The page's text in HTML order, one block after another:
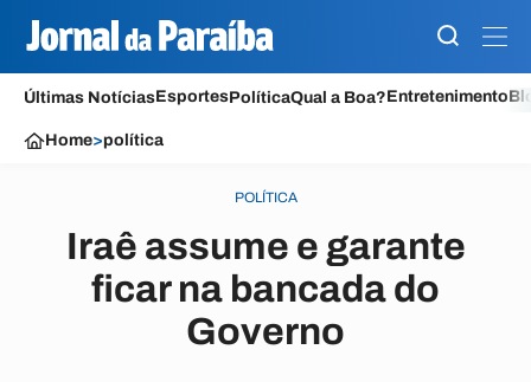
Últimas NotíciasEsportesPolíticaQual a Boa?Entretenimento
Home>política
POLÍTICA
Iraê assume e garante
ficar na bancada do
Governo